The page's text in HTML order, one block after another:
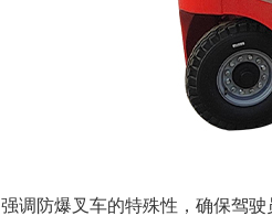
强调防爆叉车的特殊性，确保驾驶